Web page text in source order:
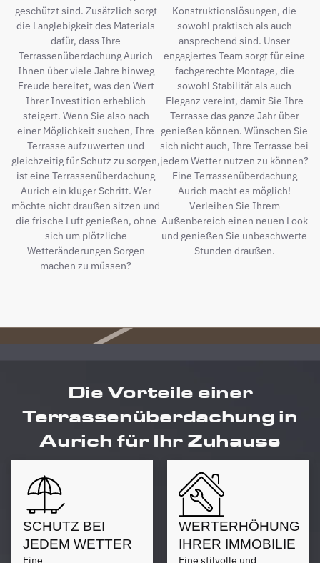
geschützt sind. Zusätzlich sorgt
die Langlebigkeit des Materials
dafür, dass Ihre
Terrassenüberdachung Aurich
Ihnen über viele Jahre hinweg
Freude bereitet, was den Wert
Ihrer Investition erheblich
steigert. Wenn Sie also nach
einer Möglichkeit suchen, Ihre
Terrasse aufzuwerten und
gleichzeitig für Schutz zu sorgen,
ist eine Terrassenüberdachung
Aurich ein kluger Schritt. Wer
möchte nicht draußen sitzen und
die frische Luft genießen, ohne
sich um plötzliche
Wetteränderungen Sorgen
machen zu müssen?
Konstruktionslösungen, die
sowohl praktisch als auch
ansprechend sind. Unser
engagiertes Team sorgt für eine
fachgerechte Montage, die
sowohl Stabilität als auch
Eleganz vereint, damit Sie Ihre
Terrasse das ganze Jahr über
genießen können. Wünschen Sie
sich nicht auch, Ihre Terrasse bei
jedem Wetter nutzen zu können?
Eine Terrassenüberdachung
Aurich macht es möglich!
Verleihen Sie Ihrem
Außenbereich einen neuen Look
und genießen Sie unbeschwerte
Stunden draußen.
Die Vorteile einer
Terrassenüberdachung in
Aurich für Ihr Zuhause
SCHUTZ BEI
JEDEM WETTER
Eine
WERTERHÖHUNG
IHRER IMMOBILIE
Eine stilvolle und